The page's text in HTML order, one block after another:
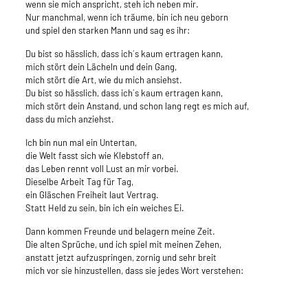
wenn sie mich anspricht, steh ich neben mir.
Nur manchmal, wenn ich träume, bin ich neu geborn
und spiel den starken Mann und sag es ihr:
Du bist so hässlich, dass ich´s kaum ertragen kann,
mich stört dein Lächeln und dein Gang,
mich stört die Art, wie du mich ansiehst.
Du bist so hässlich, dass ich´s kaum ertragen kann,
mich stört dein Anstand, und schon lang regt es mich auf,
dass du mich anziehst.
Ich bin nun mal ein Untertan,
die Welt fasst sich wie Klebstoff an,
das Leben rennt voll Lust an mir vorbei.
Dieselbe Arbeit Tag für Tag,
ein Gläschen Freiheit laut Vertrag.
Statt Held zu sein, bin ich ein weiches Ei.
Dann kommen Freunde und belagern meine Zeit.
Die alten Sprüche, und ich spiel mit meinen Zehen,
anstatt jetzt aufzuspringen, zornig und sehr breit
mich vor sie hinzustellen, dass sie jedes Wort verstehen: